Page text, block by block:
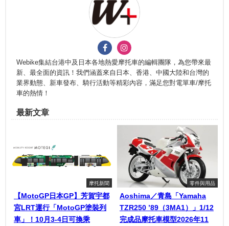
Webike集結台港中及日本各地熱愛摩托車的編輯團隊，為您帶來最
新、最全面的資訊！我們涵蓋來自日本、香港、中國大陸和台灣的
業界動態、新車發布、騎行活動等精彩內容，滿足您對電單車/摩托
車的熱情！
最新文章
摩托新聞
【MotoGP日本GP】芳賀宇都
宮LRT運行「MotoGP塗裝列
車」！10月3-4日可換乘
零件與用品
Aoshima／青島「Yamaha
TZR250 ’89（3MA1）」1/12
完成品摩托車模型2026年11